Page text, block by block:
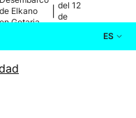
de Elkano
en Getaria
del 12
de
ES